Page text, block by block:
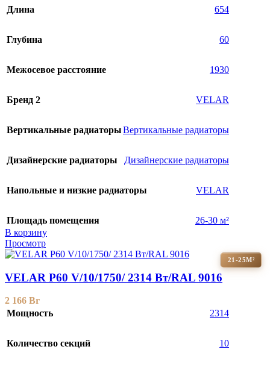
Длина 654
Глубина 60
Межосевое расстояние 1930
Бренд 2 VELAR
Вертикальные радиаторыВертикальные радиаторы
Дизайнерские радиаторы Дизайнерские радиаторы
Напольные и низкие радиаторы VELAR
Площадь помещения
26-30 м²
В корзину
Просмотр
21-25М²
VELAR P60 V/10/1750/ 2314 Bт/RAL 9016
2 166 Br
Мощность
2314
Количество секций 10